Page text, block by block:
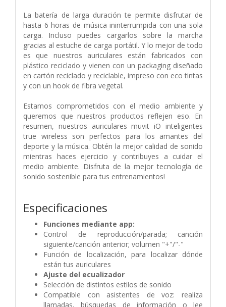
La batería de larga duración te permite disfrutar de
hasta 6 horas de música ininterrumpida con una sola
carga. Incluso puedes cargarlos sobre la marcha
gracias al estuche de carga portátil. Y lo mejor de todo
es que nuestros auriculares están fabricados con
plástico reciclado y vienen con un packaging diseñado
en cartón reciclado y reciclable, impreso con eco tintas
y con un hook de fibra vegetal.
Estamos comprometidos con el medio ambiente y
queremos que nuestros productos reflejen eso. En
resumen, nuestros auriculares muvit iO inteligentes
true wireless son perfectos para los amantes del
deporte y la música. Obtén la mejor calidad de sonido
mientras haces ejercicio y contribuyes a cuidar el
medio ambiente. Disfruta de la mejor tecnología de
sonido sostenible para tus entrenamientos!
Especificaciones
Funciones mediante app:
Control de reproducción/parada; canción
siguiente/canción anterior; volumen "+"/"-"
Función de localización, para localizar dónde
están tus auriculares
Ajuste del ecualizador
Selección de distintos estilos de sonido
Compatible con asistentes de voz: realiza
llamadas, búsquedas de información o lee